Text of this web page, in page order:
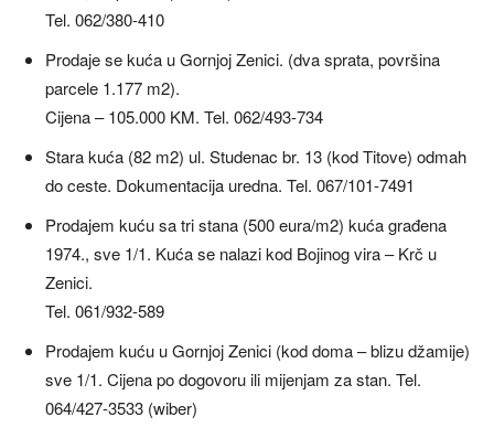
Tel. 062/380-410
Prodaje se kuća u Gornjoj Zenici. (dva sprata, površina
parcele 1.177 m2).
Cijena – 105.000 KM. Tel. 062/493-734
Stara kuća (82 m2) ul. Studenac br. 13 (kod Titove) odmah
do ceste. Dokumentacija uredna. Tel. 067/101-7491
Prodajem kuću sa tri stana (500 eura/m2) kuća građena
1974., sve 1/1. Kuća se nalazi kod Bojinog vira – Krč u
Zenici.
Tel. 061/932-589
Prodajem kuću u Gornjoj Zenici (kod doma – blizu džamije)
sve 1/1. Cijena po dogovoru ili mijenjam za stan. Tel.
064/427-3533 (wiber)